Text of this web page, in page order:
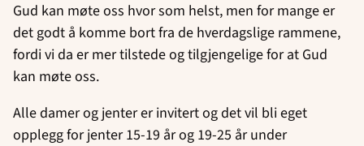
Gud kan møte oss hvor som helst, men for mange er
det godt å komme bort fra de hverdagslige rammene,
fordi vi da er mer tilstede og tilgjengelige for at Gud
kan møte oss.
Alle damer og jenter er invitert og det vil bli eget
opplegg for jenter 15-19 år og 19-25 år under